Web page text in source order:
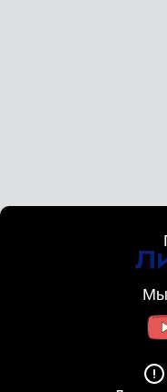
Мы